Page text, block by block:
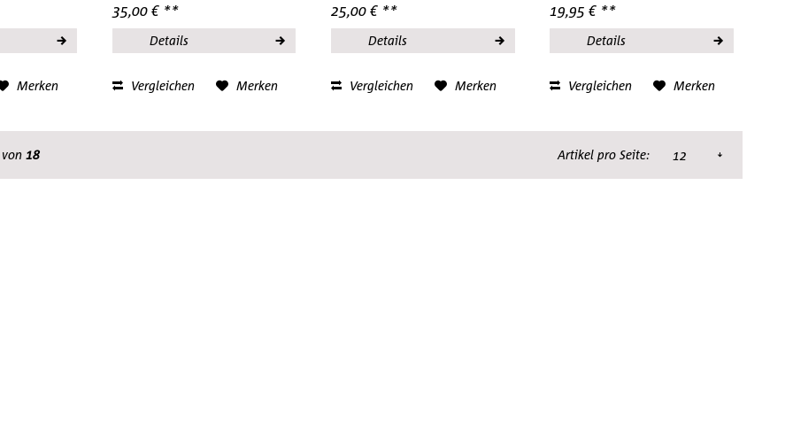
Merken
35,00 € **
Details
Vergleichen Merken
25,00 € **
Details
Vergleichen Merken
19,95 € **
Details
Vergleichen Merken
von 18 Artikel pro Seite: